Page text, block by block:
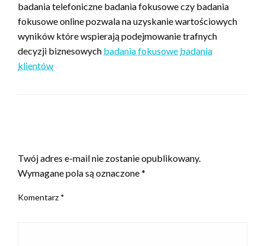
badania telefoniczne badania fokusowe czy badania
fokusowe online pozwala na uzyskanie wartościowych
wyników które wspierają podejmowanie trafnych
decyzji biznesowych badania fokusowe badania
klientów
Twój adres e-mail nie zostanie opublikowany.
Wymagane pola są oznaczone*
Komentarz *